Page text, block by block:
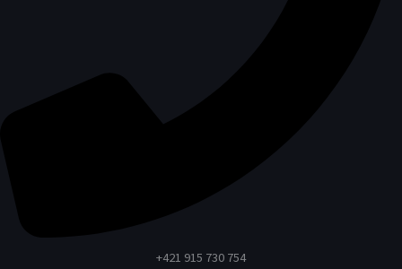
+421 915 730 754